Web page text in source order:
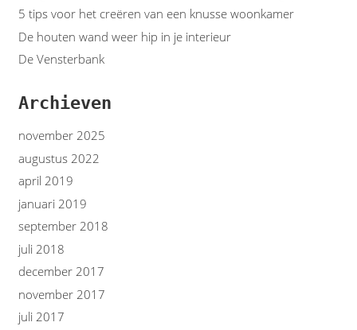
5 tips voor het creëren van een knusse woonkamer
De houten wand weer hip in je interieur
De Vensterbank
Archieven
november 2025
augustus 2022
april 2019
januari 2019
september 2018
juli 2018
december 2017
november 2017
juli 2017